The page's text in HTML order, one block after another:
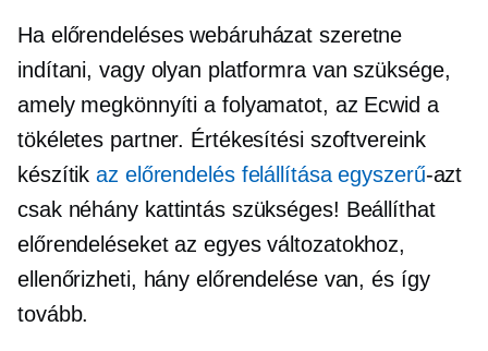
Ha előrendeléses webáruházat szeretne
indítani, vagy olyan platformra van szüksége,
amely megkönnyíti a folyamatot, az Ecwid a
tökéletes partner. Értékesítési szoftvereink
készítikaz előrendelés felállítása egyszerű-azt
csak néhány kattintás szükséges! Beállíthat
előrendeléseket az egyes változatokhoz,
ellenőrizheti, hány előrendelése van, és így
tovább.